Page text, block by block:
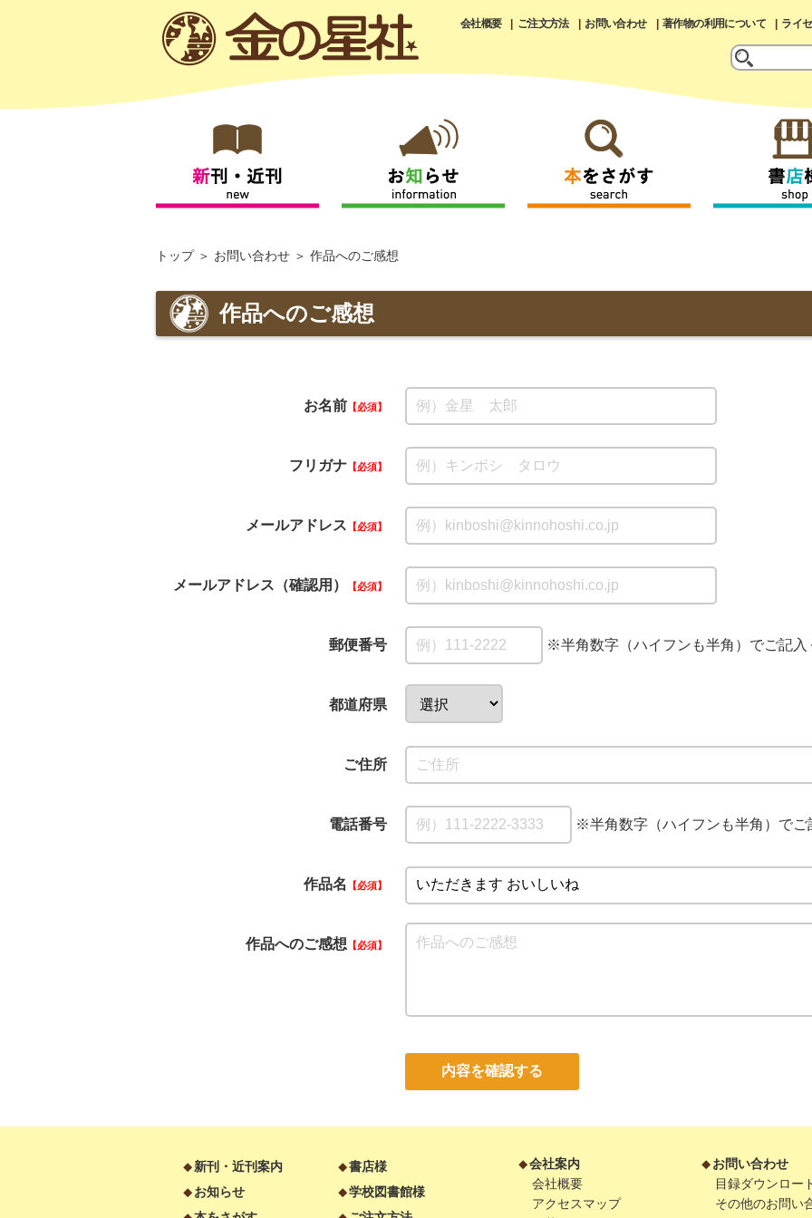
会社概要 ご注文方法 お問い合わせ 著作物の利用について ライ
トップ お問い合わせ 作品へのご感想
作品へのご感想
お名前 必須
フリガナ 必須
メールアドレス 必須
メールアドレス（確認用） 必須
郵便番号 ※半角数字（ハイフンも半角）でご記入
都道府県
ご住所
電話番号 ※半角数字（ハイフンも半角）でご
作品名 必須
作品へのご感想 必須
内容を確認する
新刊・近刊案内
お知らせ
書店様
学校図書館様
会社案内
会社概要
アクセスマップ
お問い合わせ
目録ダウンロー
その他のお問い